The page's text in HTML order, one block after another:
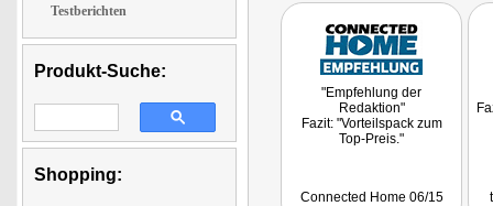
Testberichten
Produkt-Suche:
Shopping:
"Empfehlung der
Redaktion"
Fazit: "Vorteilspack zum
Top-Preis."
Connected Home 06/15